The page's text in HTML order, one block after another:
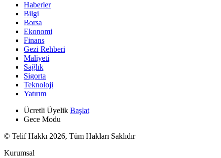
Haberler
Bilgi
Borsa
Ekonomi
Finans
Gezi Rehberi
Maliyeti
Sağlık
Sigorta
Teknoloji
Yatırım
Ücretli Üyelik Başlat
Gece Modu
© Telif Hakkı 2026, Tüm Hakları Saklıdır
Kurumsal